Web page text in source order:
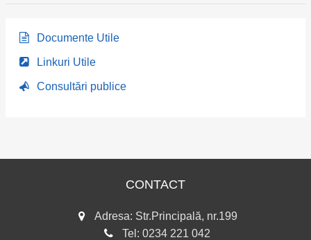
Documente Utile
Linkuri Utile
Consultări publice
CONTACT
Adresa: Str.Principală, nr.199
Tel: 0234 221 042